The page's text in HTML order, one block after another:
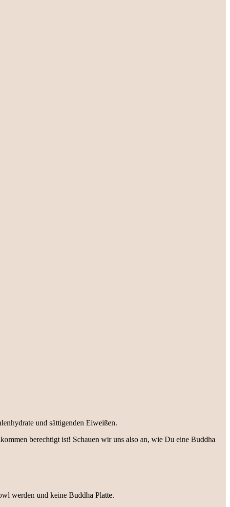
und sättigenden Eiweißen.
berechtigt ist! Schauen wir uns also an, wie Du eine Buddha
werden und keine Buddha Platte.